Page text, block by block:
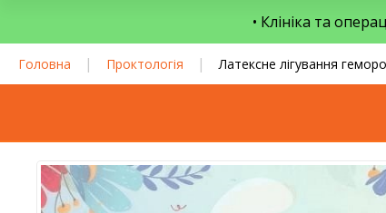
• Клініка та
Головна | Проктологія | Латексне лігування